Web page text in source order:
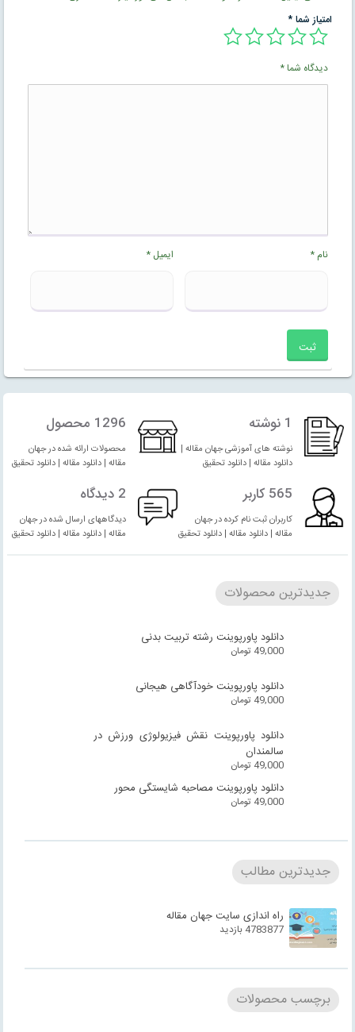
امتیاز شما*
دیدگاه شما*
نام* ایمیل*
1 نوشته
نوشته های آموزشی جهان مقاله |
دانلود مقاله | دانلود تحقیق
1296 محصول
محصولات ارائه شده در جهان
مقاله | دانلود مقاله | دانلود تحقیق
565 کاربر
کاربران ثبت نام کرده در جهان
مقاله | دانلود مقاله | دانلود تحقیق
2 دیدگاه
دیدگاههای ارسال شده در جهان
مقاله | دانلود مقاله | دانلود تحقیق
جدیدترین محصولات
دانلود پاورپوینت رشته تربیت بدنی
49,000 تومان
دانلود پاورپوینت خودآگاهی هیجانی
49,000 تومان
دانلود پاورپوینت نقش فیزیولوژی ورزش در
سالمندان
49,000 تومان
دانلود پاورپوینت مصاحبه شایستگی محور
49,000 تومان
جدیدترین مطالب
راه اندازی سایت جهان مقاله
4783877 بازدید
برچسب محصولات